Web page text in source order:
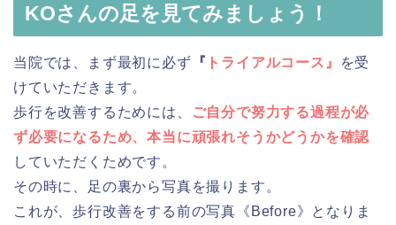
KOさんの足を見てみましょう！
当院では、まず最初に必ず 『 トライアルコース』
を受
けていただきます。
歩行を改善するためには、
ご自分で努力する過程が必
ず必要になるため、本当に頑張れそうかどうかを確認
していただくためです。
その時に、足の裏から写真を撮ります。
これが、歩行改善をする前の写真《Before》となりま